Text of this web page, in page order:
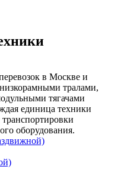
в Москве и
тралами,
тягачами
единица техники
оборудования.